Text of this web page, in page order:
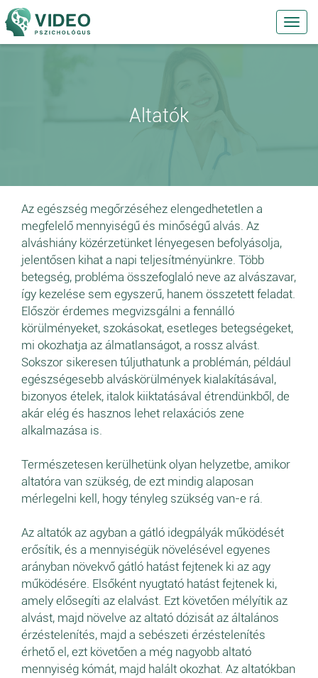
Altatók
Az egészség megőrzéséhez elengedhetetlen a
megfelelő mennyiségű és minőségű alvás. Az
alváshiány közérzetünket lényegesen befolyásolja,
jelentősen kihat a napi teljesítményünkre. Több
betegség, probléma összefoglaló neve az alvászavar,
így kezelése sem egyszerű, hanem összetett feladat.
Először érdemes megvizsgálni a fennálló
körülményeket, szokásokat, esetleges betegségeket,
mi okozhatja az álmatlanságot, a rossz alvást.
Sokszor sikeresen túljuthatunk a problémán, például
egészségesebb alváskörülmények kialakításával,
bizonyos ételek, italok kiiktatásával étrendünkből, de
akár elég és hasznos lehet relaxációs zene
alkalmazása is.
Természetesen kerülhetünk olyan helyzetbe, amikor
altatóra van szükség, de ezt mindig alaposan
mérlegelni kell, hogy tényleg szükség van-e rá.
Az altatók az agyban a gátló idegpályák működését
erősítik, és a mennyiségük növelésével egyenes
arányban növekvő gátló hatást fejtenek ki az agy
működésére. Elsőként nyugtató hatást fejtenek ki,
amely elősegíti az elalvást. Ezt követően mélyítik az
alvást, majd növelve az altató dózisát az általános
érzéstelenítés, majd a sebészeti érzéstelenítés
érhető el, ezt követően a még nagyobb altató
mennyiség kómát, majd halált okozhat. Az altatókban